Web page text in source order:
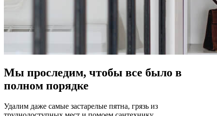
Мы проследим, чтобы все было в
полном порядке
Удалим даже самые застарелые пятна, грязь из